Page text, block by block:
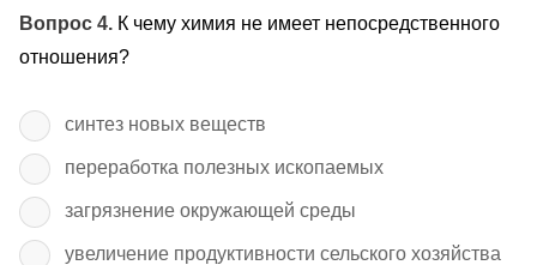
Вопрос 4. К чему химия не имеет непосредственного
отношения?
синтез новых веществ
переработка полезных ископаемых
загрязнение окружающей среды
увеличение продуктивности сельского хозяйства